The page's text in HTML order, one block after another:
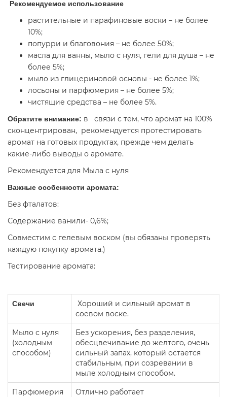
Рекомендуемое использование
растительные и парафиновые воски – не более
10%;
попурри и благовония – не более 50%;
масла для ванны, мыло с нуля, гели для душа – не
более 5%;
мыло из глицериновой основы - не более 1%;
лосьоны и парфюмерия – не более 5%;
чистящие средства – не более 5%.
Обратите внимание: в связи с тем, что аромат на 100%
сконцентрирован, рекомендуется протестировать
аромат на готовых продуктах, прежде чем делать
какие-либо выводы о аромате.
Рекомендуется для Мыла с нуля
Важные особенности аромата:
Без фталатов:
Содержание ванили- 0,6%;
Совместим с гелевым воском (вы обязаны проверять
каждую покупку аромата.)
Тестирование аромата:
Свечи
Хороший и сильный аромат в
соевом воске.
Мыло с нуля
(холодным
способом)
Без ускорения, без разделения,
обесцвечивание до желтого, очень
сильный запах, который остается
стабильным, при созревании в
мыле холодным способом.
Парфюмерия Отлично работает